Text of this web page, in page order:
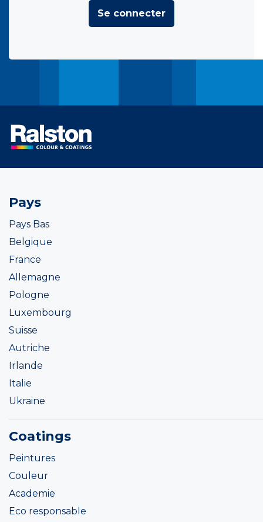
Se connecter
Pays
Pays Bas
Belgique
France
Allemagne
Pologne
Luxembourg
Suisse
Autriche
Irlande
Italie
Ukraine
Coatings
Peintures
Couleur
Academie
Eco responsable